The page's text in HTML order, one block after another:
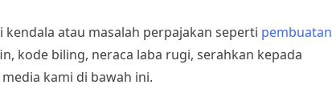
kendala atau masalah perpajakan seperti pembuatan
kode biling, neraca laba rugi, serahkan kepada
kami di bawah ini.